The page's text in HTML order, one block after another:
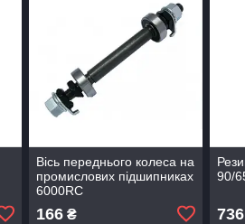
Вісь переднього колеса на
промислових підшипниках
6000RC
166₴
90/
736